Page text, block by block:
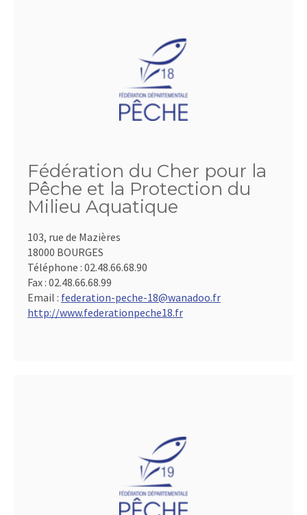
Fédération du Cher pour la
Pêche et la Protection du
Milieu Aquatique
103, rue de Mazières
18000 BOURGES
Téléphone : 02.48.66.68.90
Fax : 02.48.66.68.99
Email : federation-peche-18@wanadoo.fr
http://www.federationpeche18.fr